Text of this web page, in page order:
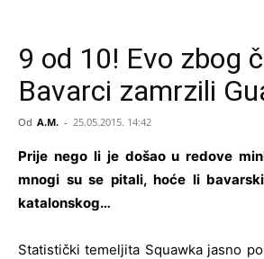
9 od 10! Evo zbog
Bavarci zamrzili
Od A.M. - 25.05.2015. 14:42
Prije nego li je došao u redove
mnogi su se pitali, hoće li
katalonskog…
Statistički temeljita Squawka jasno